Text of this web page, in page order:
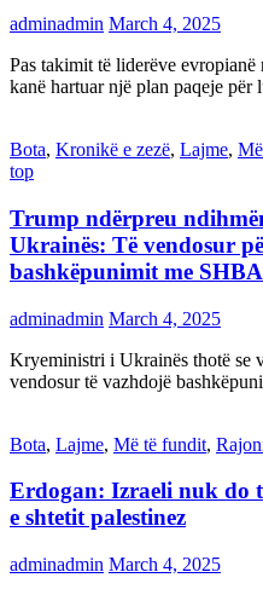
adminadmin March 4, 2025
Pas takimit të liderëve
kanë hartuar një plan paqeje
Bota, Kronikë e zezë, Lajme,
top
Trump ndërpreu
Ukrainës: Të vendosur
bashkëpunimit me
adminadmin March 4, 2025
Kryeministri i Ukrainës thotë se
vendosur të vazhdojë
Bota, Lajme, Më të fundit,
Erdogan: Izraeli nuk do
e shtetit palestinez
adminadmin March 4, 2025